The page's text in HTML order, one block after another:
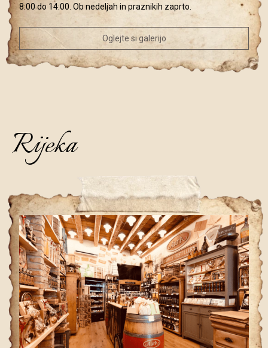
8:00 do 14:00. Ob nedeljah in praznikih zaprto.
Oglejte si galerijo
Rijeka